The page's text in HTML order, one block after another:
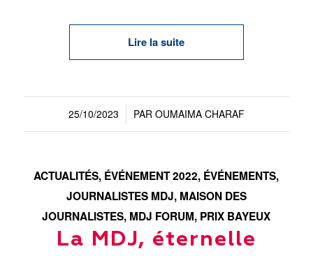
Lire la suite
25/10/2023
/ PAR OUMAIMA CHARAF
ACTUALITÉS, ÉVÉNEMENT 2022, ÉVÉNEMENTS,
JOURNALISTES MDJ, MAISON DES
JOURNALISTES, MDJ FORUM, PRIX BAYEUX
La MDJ, éternelle